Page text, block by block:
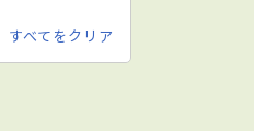
すべてをクリア